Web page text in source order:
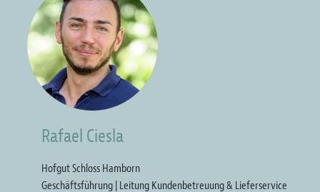
Rafael Ciesla
Hofgut Schloss Hamborn
Geschäftsführung | Leitung Kundenbetreuung & Lieferservice